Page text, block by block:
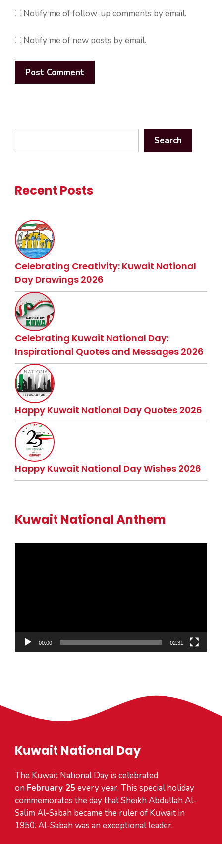
Notify me of follow-up comments by email.
Notify me of new posts by email.
Search
Recent Posts
Celebrating Creativity: Kuwait National
Day Drawings 2026
Celebrating Kuwait National Day:
Inspirational Quotes and Messages 2026
Happy Kuwait National Day Quotes 2026
Happy Kuwait National Day Wishes 2026
Kuwait National Anthem
00:00 02:31
Kuwait National Day
The Kuwait National Day is celebrated
on February 25 every year. This special holiday
commemorates the day that Sheikh Abdullah Al-
Salim Al-Sabah became the ruler of Kuwait in
1950. Al-Sabah was an exceptional leader.